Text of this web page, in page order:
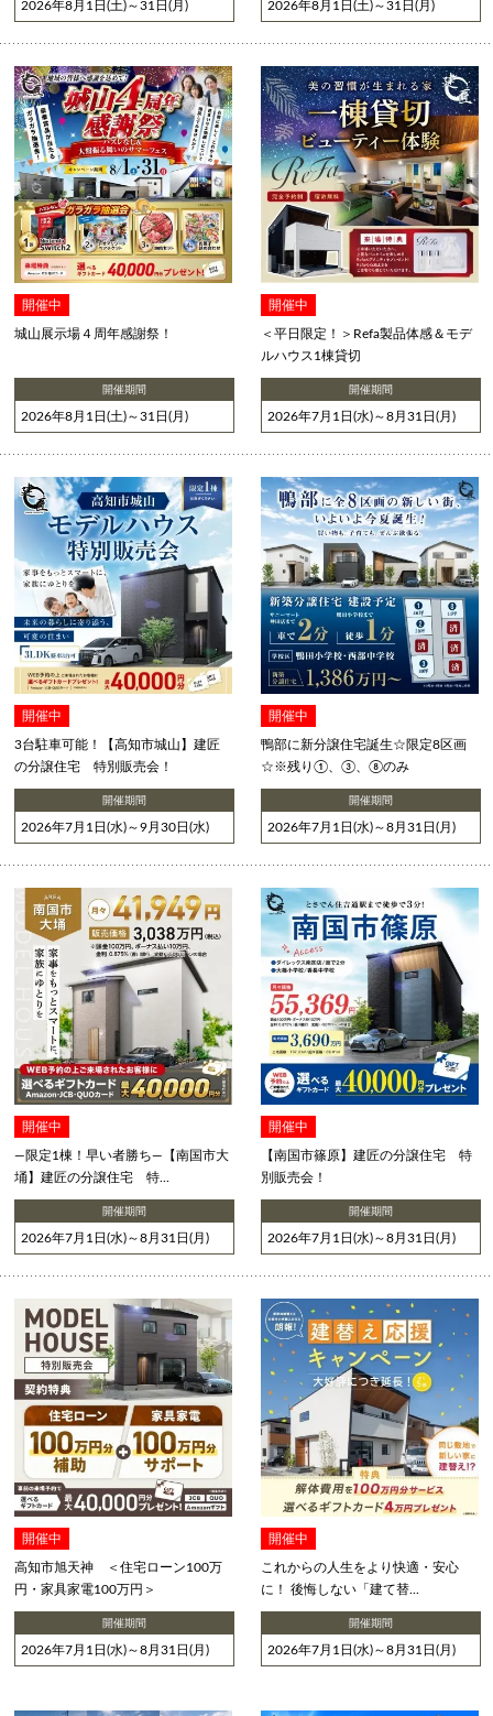
2026年8月1日(土)～31日(月) 2026年8月1日(土)～31日(月)
開催中
城山展示場４周年感謝祭！
開催期間
2026年8月1日(土)～31日(月)
開催中
＜平日限定！＞Refa製品体感＆モデ
ルハウス1棟貸切
開催期間
2026年7月1日(水)～8月31日(月)
開催中
3台駐車可能！【高知市城山】建匠
の分譲住宅 特別販売会！
開催期間
2026年7月1日(水)～9月30日(水)
開催中
鴨部に新分譲住宅誕生☆限定8区画
☆※残り①、③、⑧のみ
開催期間
2026年7月1日(水)～8月31日(月)
開催中
―限定1棟！早い者勝ち―【南国市大
埇】建匠の分譲住宅 特...
開催期間
2026年7月1日(水)～8月31日(月)
開催中
【南国市篠原】建匠の分譲住宅 特
別販売会！
開催期間
2026年7月1日(水)～8月31日(月)
開催中
高知市旭天神 ＜住宅ローン100万
円・家具家電100万円＞
開催期間
2026年7月1日(水)～8月31日(月)
開催中
これからの人生をより快適・安心
に！ 後悔しない「建て替...
開催期間
2026年7月1日(水)～8月31日(月)